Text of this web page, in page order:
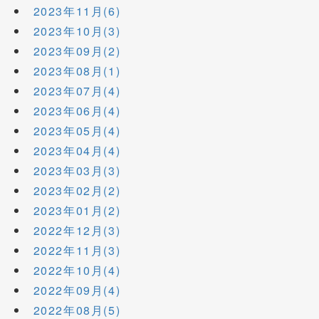
2023年11月(6)
2023年10月(3)
2023年09月(2)
2023年08月(1)
2023年07月(4)
2023年06月(4)
2023年05月(4)
2023年04月(4)
2023年03月(3)
2023年02月(2)
2023年01月(2)
2022年12月(3)
2022年11月(3)
2022年10月(4)
2022年09月(4)
2022年08月(5)